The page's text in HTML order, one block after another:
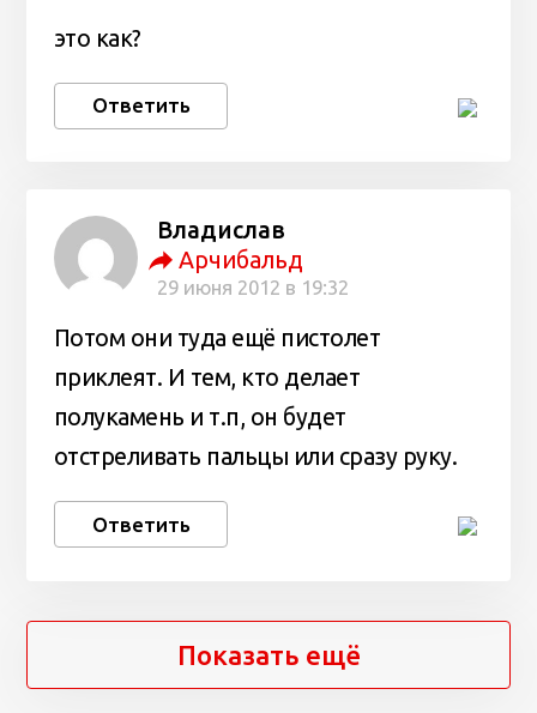
это как?
Ответить
Владислав
Арчибальд
29 июня 2012 в 19:32
Потом они туда ещё пистолет
приклеят. И тем, кто делает
полукамень и т.п, он будет
отстреливать пальцы или сразу руку.
Ответить
Показать ещё